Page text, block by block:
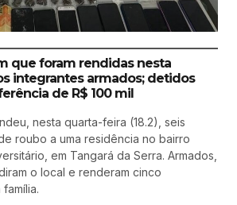
que foram rendidas nesta
integrantes armados; detidos
de R$ 100 mil
nesta quarta-feira (18.2), seis
roubo a uma residência no bairro
em Tangará da Serra. Armados,
o local e renderam cinco